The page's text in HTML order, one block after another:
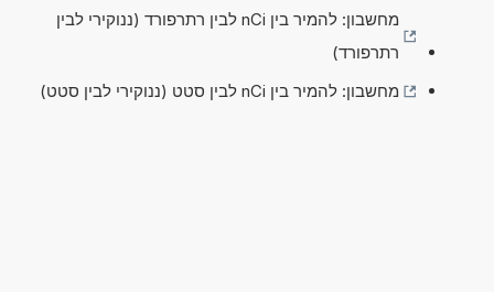
מחשבון: להמיר בין nCi לבין רתרפורד (ננוקירי לבין
רתרפורד)
מחשבון: להמיר בין nCi לבין סטט (ננוקירי לבין סטט)